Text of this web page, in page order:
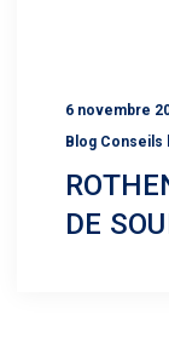
6 novembre
Blog Conseils
DE